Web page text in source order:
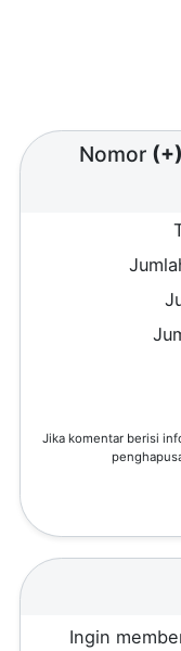
Nomor
Jika komentar berisi
Ingin